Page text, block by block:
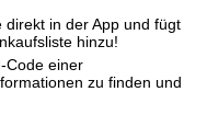
direkt in der App und fügt
hinzu!
Code einer
zu finden und